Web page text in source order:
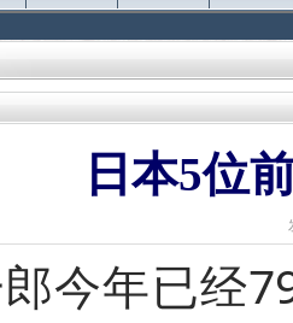
日本5位
今年已经